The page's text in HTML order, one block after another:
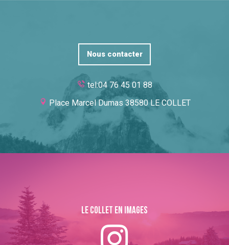
Nous contacter
tel:04 76 45 01 88
Place Marcel Dumas 38580 LE COLLET
Le collet en images